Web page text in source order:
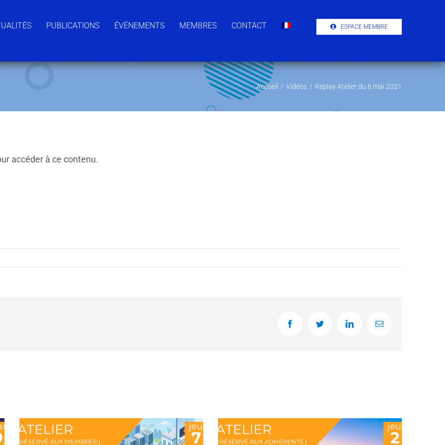
PUBLICATIONS ÉVÉNEMENTS MEMBRES CONTACT ESPACE MEMBRE
Accueil / Vidéos / Replay Atelier du 6 mai 2021
accéder à ce contenu.
FacebookTwitter LinkedInEmail